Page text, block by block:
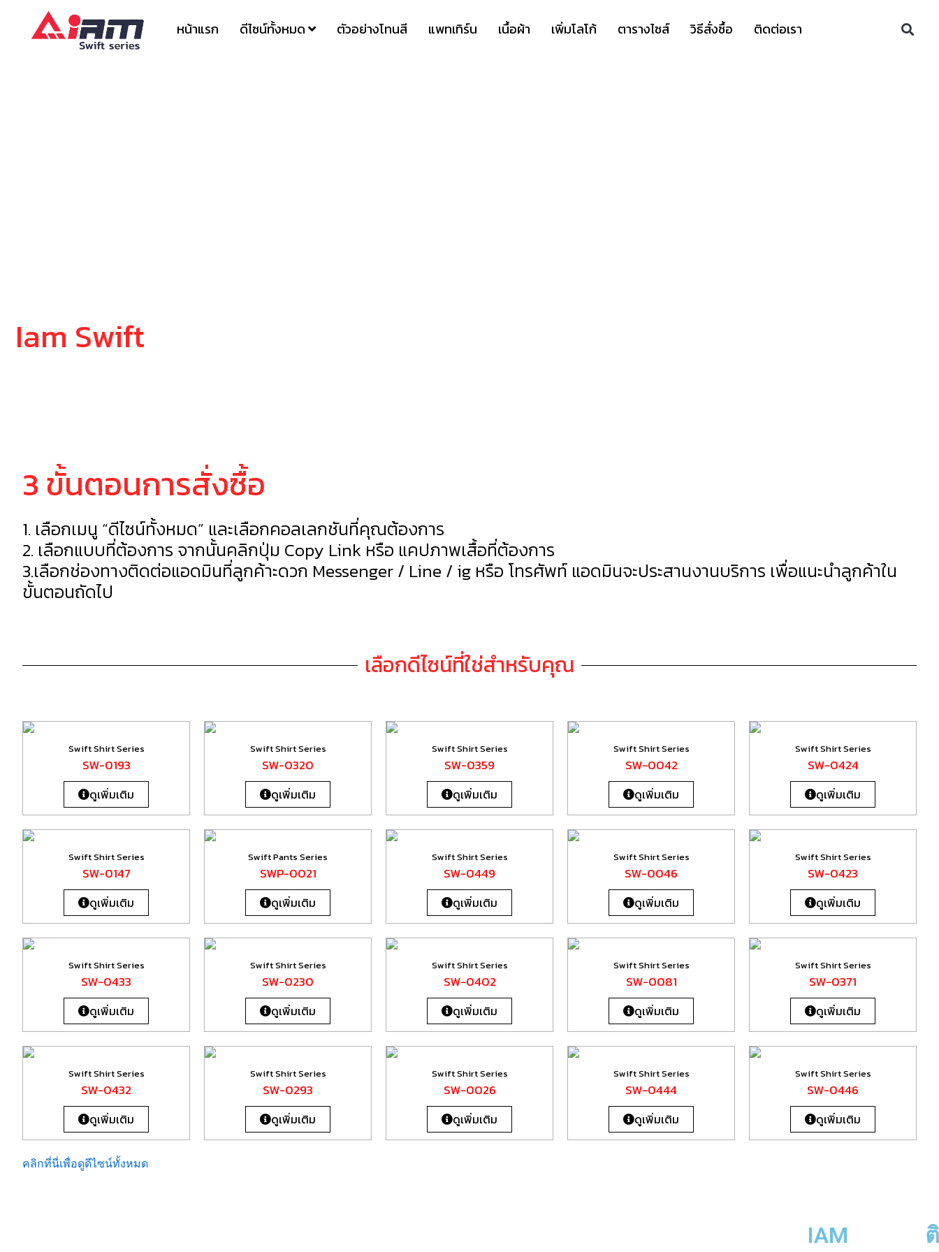
หน้าแรก ดีไซน์ทั้งหมด ตัวอย่างโทนสี แพทเทิร์น เนื้อผ้า เพิ่มโลโก้ ตารางไซส์ วิธีสั่งซื้อ ติดต่อเรา
Iam Swift
HOW TO ORDER
3 ขั้นตอนการสั่งซื้อ
1. เลือกเมนู “ดีไซน์ทั้งหมด” และเลือกคอลเลกชันที่คุณต้องการ
2. เลือกแบบที่ต้องการ จากนั้นคลิกปุ่ม Copy Link หรือ แคปภาพเสื้อที่ต้องการ
3.เลือกช่องทางติดต่อแอดมินที่ลูกค้าะดวก Messenger / Line / ig หรือ โทรศัพท์ แอดมินจะประสานงานบริการ เพื่อแนะนำลูกค้าใน
ขั้นตอนถัดไป
เลือกดีไซน์ที่ใช่สำหรับคุณ
Swift Shirt Series
SW-0193
ดูเพิ่มเติม
Swift Shirt Series
SW-0320
ดูเพิ่มเติม
Swift Shirt Series
SW-0359
ดูเพิ่มเติม
Swift Shirt Series
SW-0042
ดูเพิ่มเติม
Swift Shirt Series
SW-0424
ดูเพิ่มเติม
Swift Shirt Series
SW-0147
ดูเพิ่มเติม
Swift Pants Series
SWP-0021
ดูเพิ่มเติม
Swift Shirt Series
SW-0449
ดูเพิ่มเติม
Swift Shirt Series
SW-0046
ดูเพิ่มเติม
Swift Shirt Series
SW-0423
ดูเพิ่มเติม
Swift Shirt Series
SW-0433
ดูเพิ่มเติม
Swift Shirt Series
SW-0230
ดูเพิ่มเติม
Swift Shirt Series
SW-0402
ดูเพิ่มเติม
Swift Shirt Series
SW-0081
ดูเพิ่มเติม
Swift Shirt Series
SW-0371
ดูเพิ่มเติม
Swift Shirt Series
SW-0432
ดูเพิ่มเติม
Swift Shirt Series
SW-0293
ดูเพิ่มเติม
Swift Shirt Series
SW-0026
ดูเพิ่มเติม
Swift Shirt Series
SW-0444
ดูเพิ่มเติม
Swift Shirt Series
SW-0446
ดูเพิ่มเติม
คลิกที่นี่เพื่อดูดีไซน์ทั้งหมด
IAM